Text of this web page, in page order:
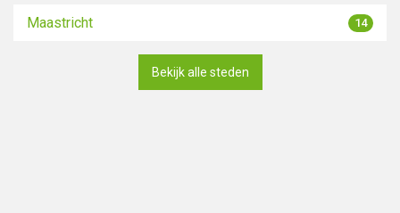
Maastricht 14
Bekijk alle steden